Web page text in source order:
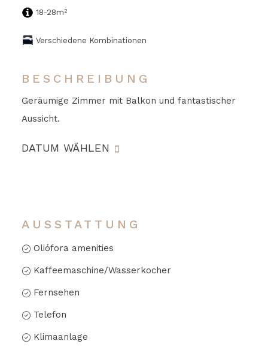
18-28m2
Verschiedene Kombinationen
BESCHREIBUNG
Geräumige Zimmer mit Balkon und fantastischer
Aussicht.
DATUM WÄHLEN
AUSSTATTUNG
Oliófora amenities
Kaffeemaschine/Wasserkocher
Fernsehen
Telefon
Klimaanlage